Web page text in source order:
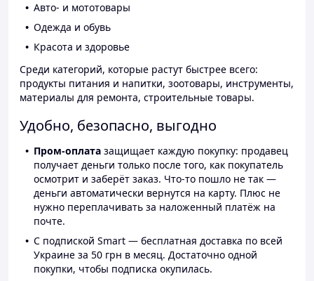
Авто- и мототовары
Одежда и обувь
Красота и здоровье
Среди категорий, которые растут быстрее всего:
продукты питания и напитки, зоотовары, инструменты,
материалы для ремонта, строительные товары.
Удобно, безопасно, выгодно
Пром-оплата защищает каждую покупку: продавец
получает деньги только после того, как покупатель
осмотрит и заберёт заказ. Что-то пошло не так —
деньги автоматически вернутся на карту. Плюс не
нужно переплачивать за наложенный платёж на
почте.
С подпиской Smart — бесплатная доставка по всей
Украине за 50 грн в месяц. Достаточно одной
покупки, чтобы подписка окупилась.